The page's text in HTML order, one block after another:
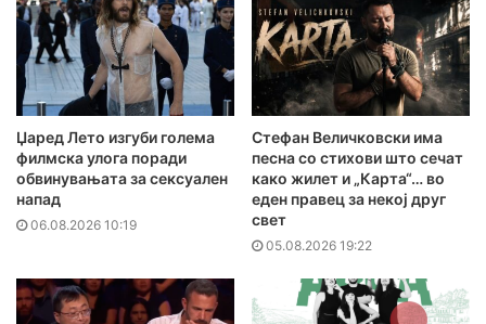
Џаред Лето изгуби голема
филмска улога поради
обвинувањата за сексуален
напад
06.08.2026 10:19
Стефан Величковски има
песна со стихови што сечат
како жилет и „Карта“… во
еден правец за некој друг
свет
05.08.2026 19:22